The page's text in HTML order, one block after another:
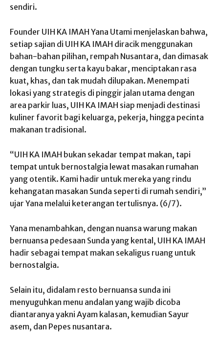
sendiri.
Founder UIH KA IMAH Yana Utami menjelaskan bahwa,
setiap sajian di UIH KA IMAH diracik menggunakan
bahan-bahan pilihan, rempah Nusantara, dan dimasak
dengan tungku serta kayu bakar, menciptakan rasa
kuat, khas, dan tak mudah dilupakan. Menempati
lokasi yang strategis di pinggir jalan utama dengan
area parkir luas, UIH KA IMAH siap menjadi destinasi
kuliner favorit bagi keluarga, pekerja, hingga pecinta
makanan tradisional.
“UIH KA IMAH bukan sekadar tempat makan, tapi
tempat untuk bernostalgia lewat masakan rumahan
yang otentik. Kami hadir untuk mereka yang rindu
kehangatan masakan Sunda seperti di rumah sendiri,”
ujar Yana melalui keterangan tertulisnya. (6/7).
Yana menambahkan, dengan nuansa warung makan
bernuansa pedesaan Sunda yang kental, UIH KA IMAH
hadir sebagai tempat makan sekaligus ruang untuk
bernostalgia.
Selain itu, didalam resto bernuansa sunda ini
menyuguhkan menu andalan yang wajib dicoba
diantaranya yakni Ayam kalasan, kemudian Sayur
asem, dan Pepes nusantara.